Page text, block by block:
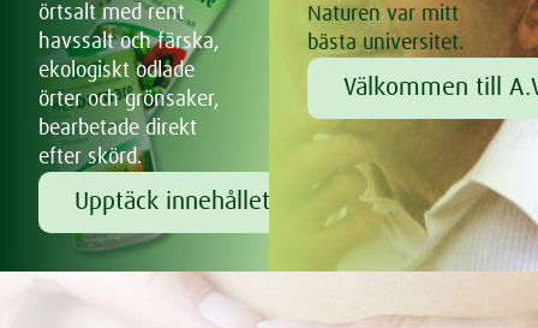
örtsalt med rent
havssalt och färska,
ekologiskt odlade
örter och grönsaker,
bearbetade direkt
efter skörd.
Upptäck innehållet!
Naturen var mitt
bästa universitet.
Välkommen till